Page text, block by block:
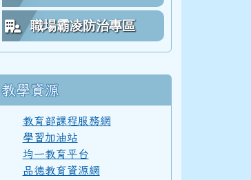
61學年度(62年7月)第 3 屆師生
60學年度(61年7月)第 2 屆師生
59學年度(60年7月)第 1 屆師生
職場霸凌防治專區
教學資源
教育部課程服務網
學習加油站
均一教育平台
品德教育資源網